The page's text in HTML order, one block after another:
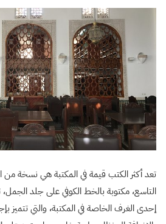
تعد أكثر الكتب قيمة في المكتبة هي نسخة من
التاسع، مكتوبة بالخط الكوفي على جلد
إحدى الغرف الخاصة في المكتبة، والتي تتميز